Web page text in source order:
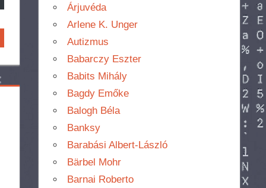
Árjuvéda
Arlene K. Unger
Autizmus
Babarczy Eszter
Babits Mihály
Bagdy Emőke
Balogh Béla
Banksy
Barabási Albert-László
Bärbel Mohr
Barnai Roberto